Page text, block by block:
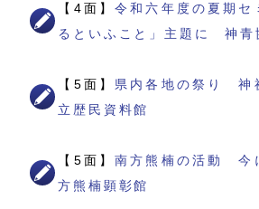
【4面】令和六年度の夏期
るといふこと」主題に 神青
【5面】 県内各地の祭り 神
立歴民資料館
【5面】南方熊楠の活動 今
方熊楠顕彰館